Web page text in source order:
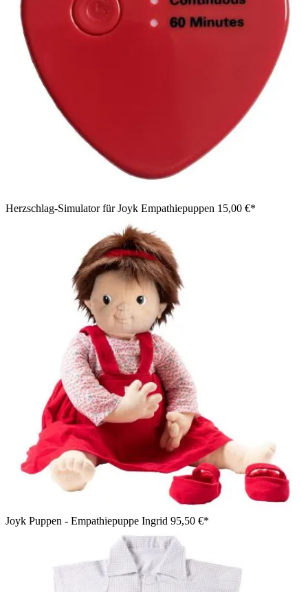
Herzschlag-Simulator für Joyk Empathiepuppen 15,00 €*
Joyk Puppen - Empathiepuppe Ingrid 95,50 €*